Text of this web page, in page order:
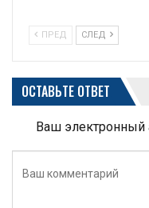
ПРЕД СЛЕД
ОСТАВЬТЕ ОТВЕТ
Ваш электронный